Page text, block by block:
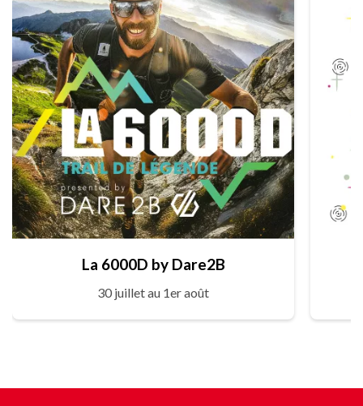
La 6000D by Dare2B
30 juillet au 1er août